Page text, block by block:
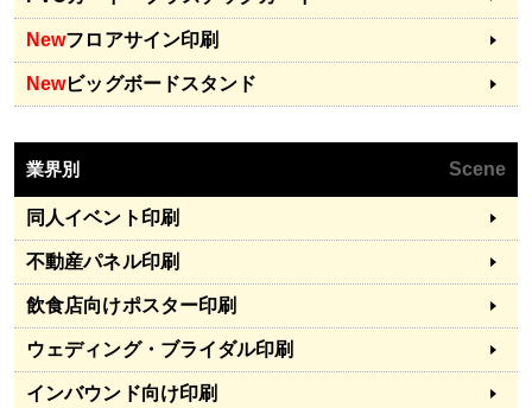
Newフロアサイン印刷
Newビッグボードスタンド
業界別 Scene
同人イベント印刷
不動産パネル印刷
飲食店向けポスター印刷
ウェディング・ブライダル印刷
インバウンド向け印刷